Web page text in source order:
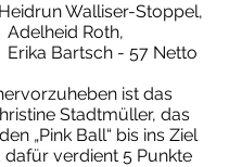
Walliser-Stoppel,
Roth,
- 57 Netto
ist das
Stadtmüller, das
„Pink Ball“ bis ins Ziel
verdient 5 Punkte